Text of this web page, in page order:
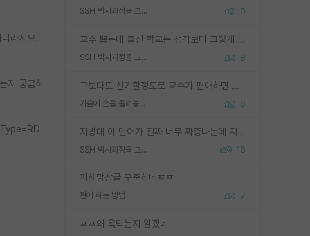
SSH 박사과정을 그만두고 지방대 박사로 옮기면 교수의 꿈은 끝일까요? 9
교수 뽑는데 출신 학교는 생각보다 그렇게 안 봄. 앞으로는 더 안 보게 될거임. 박사는 어디서 진행해도 됨. 단, 제대로 쌓고 좋은 실적 만들 수 있다면. 그런데 지방대는 그럴 가능성이 지극히 낮음. 나만 열심히 잘 하면 된다? 인간은 주변 환경에 지배되는 나약한 존재임. 주변의 지방대 대학원생과 섞이고 지방 특유의 여유로움 또는 나쁘게 얘기해서 나태함에 젖어 살다보면 교수의 꿈 자체를 잊어버리게 될 가능성도 있음. 주변 환경이 70~80%임.
SSH 박사과정을 그만두고 지방대 박사로 옮기면 교수의 꿈은 끝일까요? 8
그보다도 신기할정도로 교수가 편애하면 그사람만 논문이 되더라구요 내용이 다른 사람보다 허접해도요
가슴에 손을 올려놓고 싫어하는 사람 불공정하게 리뷰 8
지방대 이 단어가 진짜 너무 짜증나는데 지방대면 다 그냥 쓰레기인가요? 무슨 말 같지도 않은 댓글들이 있는건지??? 지방에도 충분히 좋은 대학 많고 충분히 잘하는 교수님들 많습니다 포항공대 4개 IST 대표 지거국들 여기 모두 다 지방에 있고 여기 출신들 중에 교수하는 분들 적지 않습니다 지거국 출신이 무슨 교수를 하냐?라고 생각할 사람들 많은데 상위 대표 지거국에 아웃라이어들 많습니다 결국 개인의 연구역량과 실적이 중요합니다 이 역량을 펼치는데 있어서 지도교수와의 합도 중요합니다. 그리고 경력이 필요하면 해외포닥까지 다녀오세요
SSH 박사과정을 그만두고 지방대 박사로 옮기면 교수의 꿈은 끝일까요? 16
피해망상글 꾸준하네ㅉㅉ
편애 하는 방법 7
ㅉㅉ왜 욕먹는지 알겠네
라서요.
지 궁금하